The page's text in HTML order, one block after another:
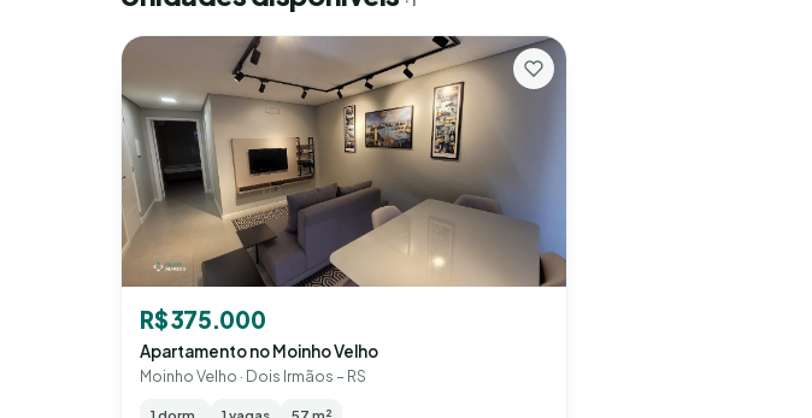
R$ 375.000
Apartamento no Moinho Velho
Moinho Velho · Dois Irmãos – RS